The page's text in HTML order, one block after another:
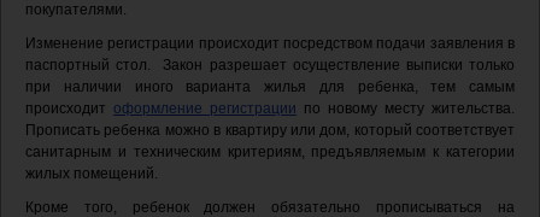
покупателями.
Изменение регистрации происходит посредством подачи заявления в
паспортный стол. Закон разрешает осуществление выписки только
при наличии иного варианта жилья для ребенка, тем самым
происходит оформление регистрации по новому месту жительства.
Прописать ребенка можно в квартиру или дом, который соответствует
санитарным и техническим критериям, предъявляемым к категории
жилых помещений.
Кроме того, ребенок должен обязательно прописываться на